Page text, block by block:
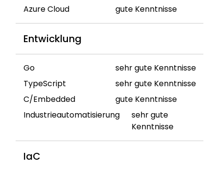
Azure Cloud
gute Kenntnisse
Entwicklung
Go
sehr gute Kenntnisse
TypeScript
sehr gute Kenntnisse
C/Embedded
gute Kenntnisse
Industrieautomatisierung
sehr gute
Kenntnisse
IaC